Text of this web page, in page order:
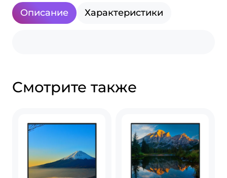
Описание Характеристики
Cмотрите также